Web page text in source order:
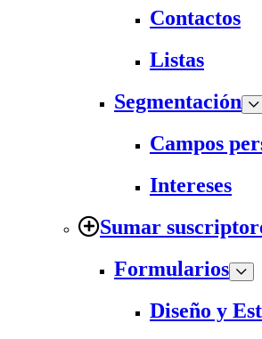
Contactos
Listas
Segmentación
Campos
Intereses
Sumar
Formularios
Diseño y